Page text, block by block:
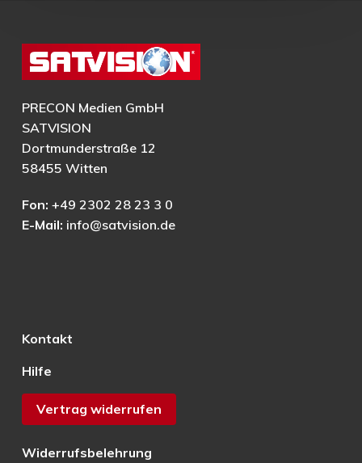
PRECON Medien GmbH
SATVISION
Dortmunderstraße 12
58455 Witten
Fon: +49 2302 28 23 3 0
E-Mail: info@satvision.de
Kontakt
Hilfe
Vertrag widerrufen
Widerrufsbelehrung